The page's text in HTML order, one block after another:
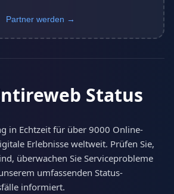
Partner werden →
Status
in Echtzeit für über 9000 Online-
Erlebnisse weltweit. Prüfen Sie,
überwachen Sie Serviceprobleme
umfassenden Status-
informiert.